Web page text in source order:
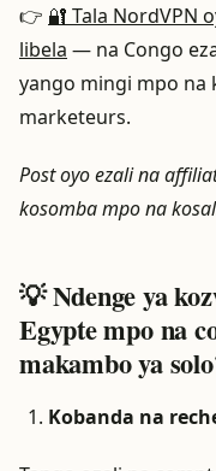
👉 🔐 Tala NordVPN
libela — na Congo
yango mingi mpo na
marketeurs.
Post oyo ezali na
kosomba mpo na
💡 Ndenge ya
Egypte mpo na
makambo ya
Kobanda na